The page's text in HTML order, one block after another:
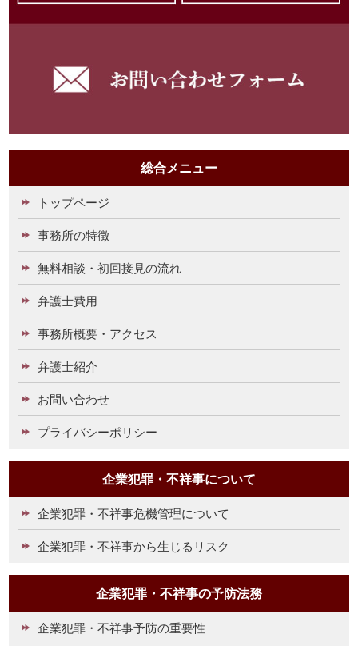
総合メニュー
トップページ
事務所の特徴
無料相談・初回接見の流れ
弁護士費用
事務所概要・アクセス
弁護士紹介
お問い合わせ
プライバシーポリシー
企業犯罪・不祥事について
企業犯罪・不祥事危機管理について
企業犯罪・不祥事から生じるリスク
企業犯罪・不祥事の予防法務
企業犯罪・不祥事予防の重要性